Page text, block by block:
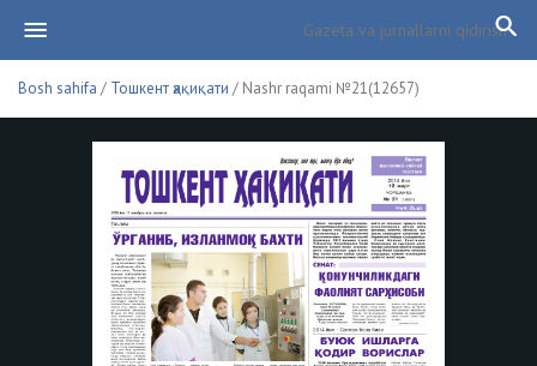
Bosh sahifa / Тошкент ҳақиқати / Nashr raqami №21(12657)